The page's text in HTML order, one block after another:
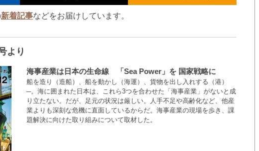
新着記事などをお届けしています。
より
海事産業は日本の生命線 「Sea Power」を 国家戦略に
船を造り（造船）、船を動かし（海運）、貨物を出し入れする（港）
─。海に囲まれた日本は、これら3つを合わせた「海事産業」がないと成
り立たない。だが、足元の状況は厳しい。人手不足や高齢化など、他産
業よりも深刻な危機に直面しているからだ。海事産業の現場を歩き、課
題解決に向けた取り組みについて取材した。